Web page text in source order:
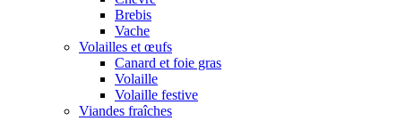
Brebis
Vache
Volailles et œufs
Canard et foie gras
Volaille
Volaille festive
Viandes fraîches